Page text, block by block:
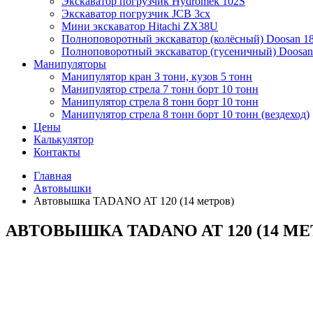
Экскаватор погрузчик JCB 3cx
Мини экскаватор Hitachi ZX38U
Полноповоротный экскаватор (колёсный) Doosan
Полноповоротный экскаватор (гусеничный)
Манипуляторы
Манипулятор кран 3 тонн, кузов 5 тонн
Манипулятор стрела 7 тонн борт 10 тонн
Манипулятор стрела 8 тонн борт 10 тонн
Манипулятор стрела 8 тонн борт 10 тонн (вездеход)
Цены
Калькулятор
Контакты
Главная
Автовышки
Автовышка TADANO AT 120 (14 метров)
АВТОВЫШКА TADANO AT 120 (14